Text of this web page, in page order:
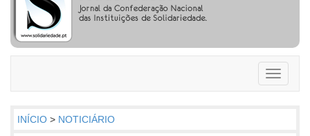
Toggle
INÍCIO > NOTICIÁRIO